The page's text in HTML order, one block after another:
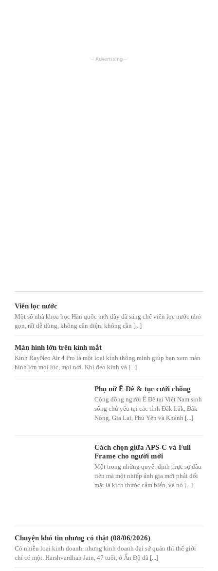
Viên lọc nước
Một số nhà khoa học Hàn quốc mới đây đã sáng chế viên lọc nước nhỏ
gọn, rất dễ dùng, không cần điện, không cần [...]
Màn hình lớn trên kính mắt
Kính RayNeo Air 4 Pro là một loại kính thông minh giúp bạn xem màn
hình lớn mọi lúc, mọi nơi. Khi đeo kính và [...]
Phụ nữ Ê Đê & tục cưới chồng
Cộng đồng người Ê Đê tại Việt Nam sinh
sống chủ yếu tại các tỉnh Đắk Lắk, Đắk
Nông, Gia Lai, Phú Yên và Khánh [...]
Cách chọn giữa APS-C và Full
Frame cho người mới
Một trong những quyết định thực sự đầu
tiên mà một nhiếp ảnh gia mới phải đối
mặt là kích thước cảm biến, và nó [...]
Chuyện khó tin nhưng có thật (08/06/2026)
Có nhiều loại kinh doanh, nhưng kinh doanh đại sứ quán thì thế giới
chỉ có một. Harshvardhan Jain, 47 tuổi, ở Ấn Độ đã [...]